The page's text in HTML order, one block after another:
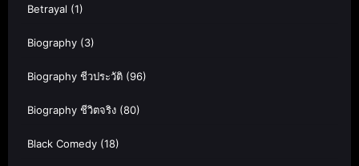
Betrayal (1)
Biography (3)
Biography ชีวประวัติ (96)
Biography ชีวิตจริง (80)
Black Comedy (18)